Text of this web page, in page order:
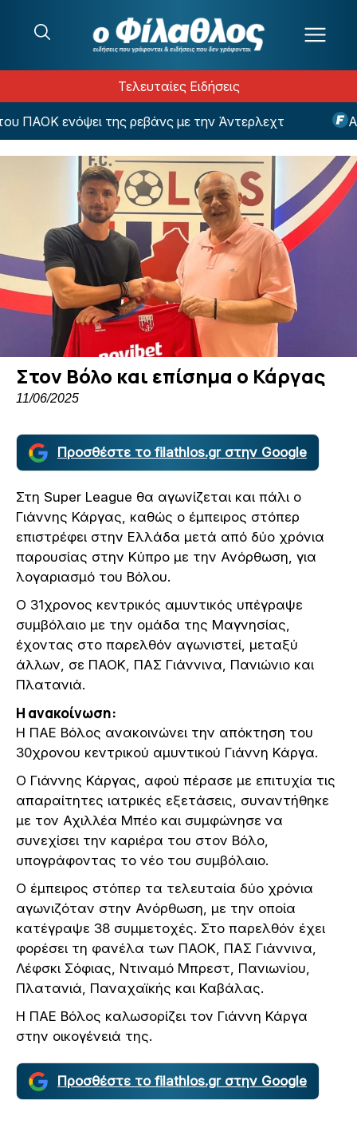
Τελευταίες Ειδήσεις
ενόψει της ρεβάνς με την Άντερλεχτ
Στον Βόλο και επίσημα ο Κάργας
11/06/2025
Προσθέστε το filathlos.gr στην Google
Στη Super League θα αγωνίζεται και πάλι ο
Γιάννης Κάργας, καθώς ο έμπειρος στόπερ
επιστρέφει στην Ελλάδα μετά από δύο χρόνια
παρουσίας στην Κύπρο με την Ανόρθωση, για
λογαριασμό του Βόλου.
Ο 31χρονος κεντρικός αμυντικός υπέγραψε
συμβόλαιο με την ομάδα της Μαγνησίας,
έχοντας στο παρελθόν αγωνιστεί, μεταξύ
άλλων, σε ΠΑΟΚ, ΠΑΣ Γιάννινα, Πανιώνιο και
Πλατανιά.
Η ανακοίνωση:
Η ΠΑΕ Βόλος ανακοινώνει την απόκτηση του
30χρονου κεντρικού αμυντικού Γιάννη Κάργα.
Ο Γιάννης Κάργας, αφού πέρασε με επιτυχία τις
απαραίτητες ιατρικές εξετάσεις, συναντήθηκε
με τον Αχιλλέα Μπέο και συμφώνησε να
συνεχίσει την καριέρα του στον Βόλο,
υπογράφοντας το νέο του συμβόλαιο.
Ο έμπειρος στόπερ τα τελευταία δύο χρόνια
αγωνιζόταν στην Ανόρθωση, με την οποία
κατέγραψε 38 συμμετοχές. Στο παρελθόν έχει
φορέσει τη φανέλα των ΠΑΟΚ, ΠΑΣ Γιάννινα,
Λέφσκι Σόφιας, Ντιναμό Μπρεστ, Πανιωνίου,
Πλατανιά, Παναχαϊκής και Καβάλας.
Η ΠΑΕ Βόλος καλωσορίζει τον Γιάννη Κάργα
στην οικογένειά της.
Προσθέστε το filathlos.gr στην Google